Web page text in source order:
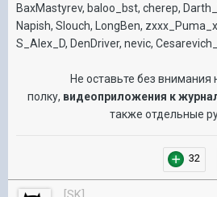
BaxMastyrev, baloo_bst, cherep,
Napish, Slouch, LongBen,
S_Alex_D, DenDriver, nevic,
Не оставьте без
полку, видеоприложения к
также отдельные
32